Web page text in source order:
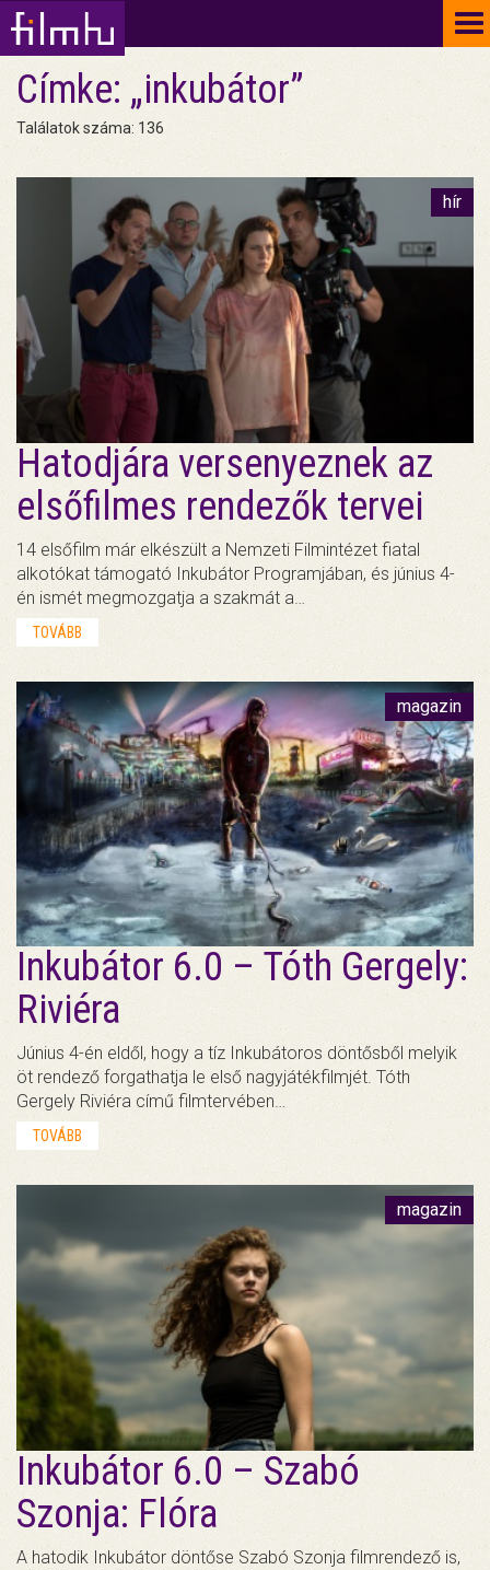
Címke: „inkubátor”
Találatok száma: 136
hír
Hatodjára versenyeznek az
elsőfilmes rendezők tervei
14 elsőfilm már elkészült a Nemzeti Filmintézet fiatal
alkotókat támogató Inkubátor Programjában, és június 4-
én ismét megmozgatja a szakmát a…
TOVÁBB
magazin
Inkubátor 6.0 – Tóth Gergely:
Riviéra
Június 4-én eldől, hogy a tíz Inkubátoros döntősből melyik
öt rendező forgathatja le első nagyjátékfilmjét. Tóth
Gergely Riviéra című filmtervében…
TOVÁBB
magazin
Inkubátor 6.0 – Szabó
Szonja: Flóra
A hatodik Inkubátor döntőse Szabó Szonja filmrendező is,